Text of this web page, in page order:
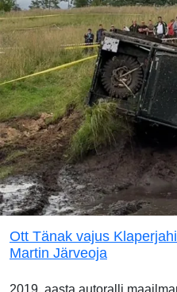
Ott Tänak vajus
Martin Järveoja